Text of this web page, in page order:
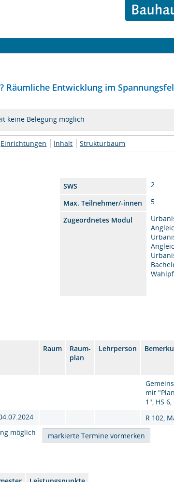
Räumliche Entwicklung im
keine Belegung möglich
Einrichtungen Inhalt Strukturbaum
SWS
2
Max. Teilnehmer/-innen
5
Zugeordnetes Modul
Raum
Raum-
plan
Lehrperson
mit
1", HS
R 102,
möglich